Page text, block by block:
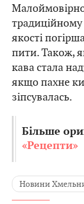
традиційному
якості
пити. Також,
кава стала
якщо пахне
зіпсувалась.
Більше
«Рецепти»
Новини